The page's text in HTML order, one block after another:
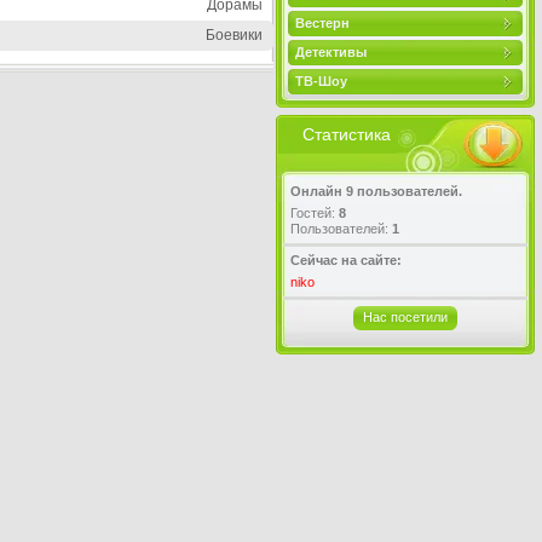
Вестерн
Детективы
ТВ-Шоу
Статистика
Онлайн 9 пользователей.
Гостей: 8
Пользователей: 1
Сейчас на сайте:
niko
Нас посетили
Дорамы
Боевики